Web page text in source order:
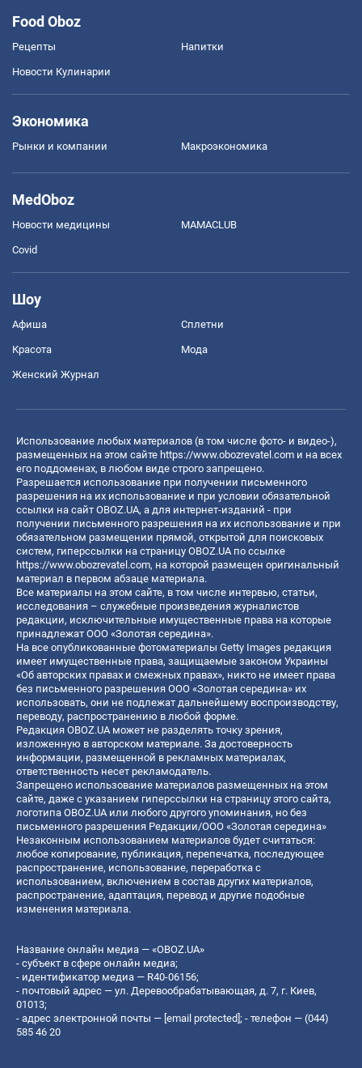
Food Oboz
Рецепты Напитки
Новости Кулинарии
Экономика
Рынки и компании Mакроэкономика
MedOboz
Новости медицины MAMACLUB
Covid
Шоу
Афиша Сплетни
Красота Мода
Женский Журнал
Использование любых материалов (в том числе фото- и видео-),
размещенных на этом сайте https://www.obozrevatel.com и на всех
его поддоменах, в любом виде строго запрещено.
Разрешается использование при получении письменного
разрешения на их использование и при условии обязательной
ссылки на сайт OBOZ.UA, а для интернет-изданий - при
получении письменного разрешения на их использование и при
обязательном размещении прямой, открытой для поисковых
систем, гиперссылки на страницу OBOZ.UA по ссылке
https://www.obozrevatel.com, на которой размещен оригинальный
материал в первом абзаце материала.
Все материалы на этом сайте, в том числе интервью, статьи,
исследования – служебные произведения журналистов
редакции, исключительные имущественные права на которые
принадлежат ООО «Золотая середина».
На все опубликованные фотоматериалы Getty Images редакция
имеет имущественные права, защищаемые законом Украины
«Об авторских правах и смежных правах», никто не имеет права
без письменного разрешения ООО «Золотая середина» их
использовать, они не подлежат дальнейшему воспроизводству,
переводу, распространению в любой форме.
Редакция OBOZ.UA может не разделять точку зрения,
изложенную в авторском материале. За достоверность
информации, размещенной в рекламных материалах,
ответственность несет рекламодатель.
Запрещено использование материалов размещенных на этом
сайте, даже с указанием гиперссылки на страницу этого сайта,
логотипа OBOZ.UA или любого другого упоминания, но без
письменного разрешения Редакции/ООО «Золотая середина»
Незаконным использованием материалов будет считаться:
любое копирование, публикация, перепечатка, последующее
распространение, использование, переработка с
использованием, включением в состав других материалов,
распространение, адаптация, перевод и другие подобные
изменения материала.
Название онлайн медиа — «OBOZ.UA»
- субъект в сфере онлайн медиа;
- идентификатор медиа — R40-06156;
- почтовый адрес — ул. Деревообрабатывающая, д. 7, г. Киев,
01013;
- адрес электронной почты — [email protected] ; - телефон — (044)
585 46 20